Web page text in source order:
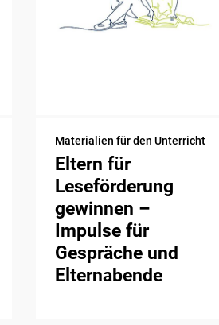
Materialien für den Unterricht
Eltern für
Leseförderung
gewinnen –
Impulse für
Gespräche und
Elternabende